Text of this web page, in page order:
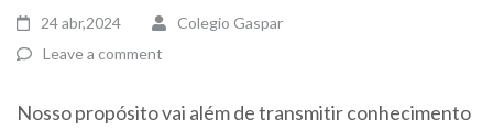
24 abr,2024
Colegio Gaspar
Leave a comment
Nosso propósito vai além de transmitir conhecimento